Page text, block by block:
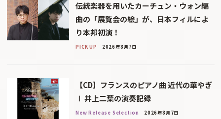
伝統楽器を用いたカーチュン・ウォン編
曲の「展覧会の絵」が、日本フィルによ
り本邦初演！
PICK UP 2026年8月7日
【CD】フランスのピアノ曲 近代の華やぎ
Ⅰ 井上二葉の演奏記録
New Release Selection 2026年8月7日